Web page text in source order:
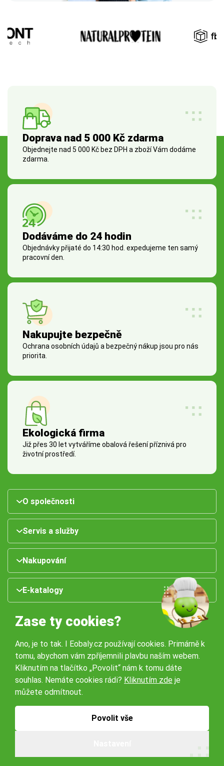
Doprava nad 5 000 Kč zdarma
Objednejte nad 5 000 Kč bez DPH a zboží Vám dodáme
zdarma.
Dodáváme do 24 hodin
Objednávky přijaté do 14:30 hod. expedujeme ten samý
pracovní den.
Nakupujte bezpečně
Ochrana osobních údajů a bezpečný nákup jsou pro nás
priorita.
Ekologická firma
Již přes 30 let vytváříme obalová řešení příznivá pro
životní prostředí.
O společnosti
Servis a služby
Nakupování
E-katalogy
Naše pobočky:
Obchodní podmínky
Zase ty cookies?
Ano, je to tak. I Eobaly.cz používají cookies. Primárně k
tomu, abychom vám zpříjemnili plavbu naším webem.
Kliknutím na tlačítko „Povolit“ nám k tomu dáte
souhlas. Nemáte cookies rádi? Kliknutím zde je
můžete odmítnout.
Povolit vše